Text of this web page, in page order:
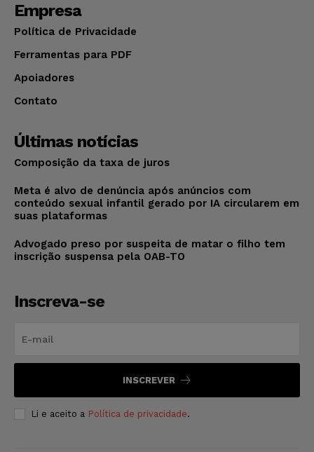
Empresa
Política de Privacidade
Ferramentas para PDF
Apoiadores
Contato
Últimas notícias
Composição da taxa de juros
Meta é alvo de denúncia após anúncios com
conteúdo sexual infantil gerado por IA circularem em
suas plataformas
Advogado preso por suspeita de matar o filho tem
inscrição suspensa pela OAB-TO
Inscreva-se
INSCREVER
Li e aceito a Política de privacidade.